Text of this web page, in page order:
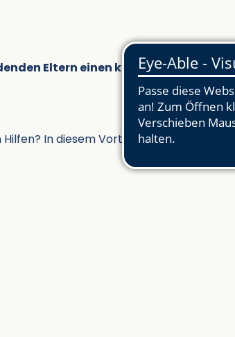
Eltern einen klaren Überblick
In diesem Vortrag erhalten Sie